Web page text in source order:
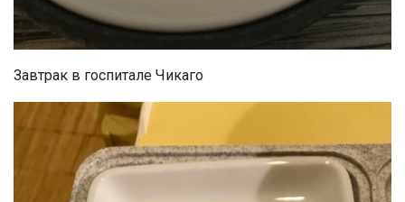
Завтрак в госпитале Чикаго